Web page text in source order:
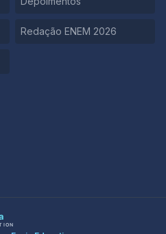
Redação ENEM 2026